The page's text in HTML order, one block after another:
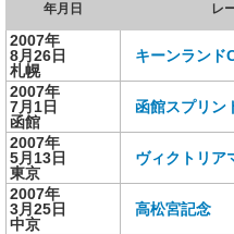
年月日 レ
2007年
8月26日
札幌
キーンランド
2007年
7月1日
函館
函館スプリン
2007年
5月13日
東京
ヴィクトリア
2007年
3月25日
中京
高松宮記念